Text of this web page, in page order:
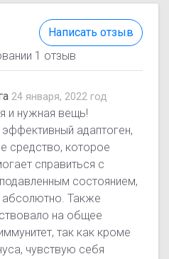
Написать отзыв
1 отзыв
24 января, 2022 год
и нужная вещь!
адаптоген,
средство, которое
справиться с
состоянием,
абсолютно. Также
на общее
так как кроме
чувствую себя